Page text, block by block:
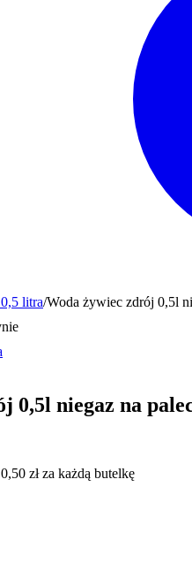
litra/Woda żywiec zdrój 0,5l
0,5l niegaz na
zł za każdą butelkę